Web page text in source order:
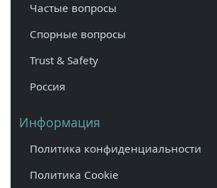
Частые вопросы
Спорные вопросы
Trust & Safety
Россия
Информация
Политика конфиденциальности
Политика Cookie